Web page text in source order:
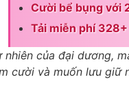
Cười bể bụng với
Tải miễn phí
của đại dương,
cười và muốn lưu giữ